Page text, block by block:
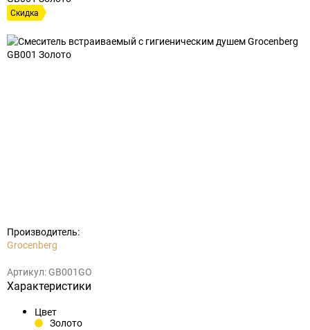
Скидка
в
избранное
к
сравнению
Производитель:
Grocenberg
Артикул: GB001GO
Характеристики
Цвет
Золото